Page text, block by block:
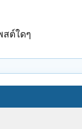
ต์ใดๆ